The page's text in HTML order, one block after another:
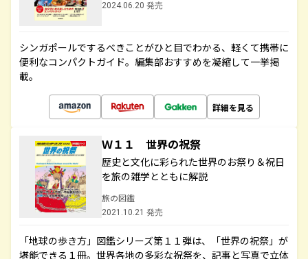
2024.06.20 発売
シンガポールでするべきことがひと目でわかる、軽くて携帯に
便利なコンパクトガイド。編集部おすすめを凝縮して一挙掲
載。
詳細を見る
Ｗ１１ 世界の祝祭
歴史と文化に彩られた世界のお祭り＆祝日
を旅の雑学とともに解説
旅の図鑑
2021.10.21 発売
「地球の歩き方」図鑑シリーズ第１１弾は、「世界の祝祭」が
堪能できる１冊。世界各地の多彩な祝祭を、記事と写真で立体